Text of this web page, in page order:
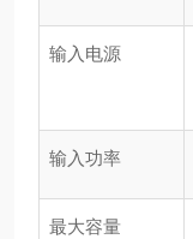
输入电源
输入功率
最大容量